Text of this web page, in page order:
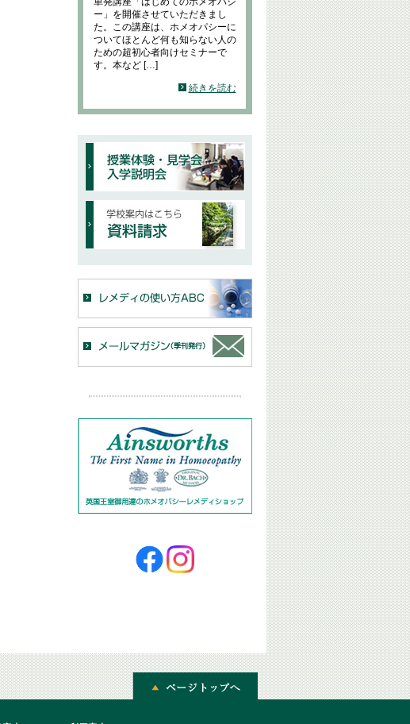
ー」を開催させていただきまし
た。この講座は、ホメオパシーに
ついてほとんど何も知らない人の
ための超初心者向けセミナーで
す。本など […]
続きを読む